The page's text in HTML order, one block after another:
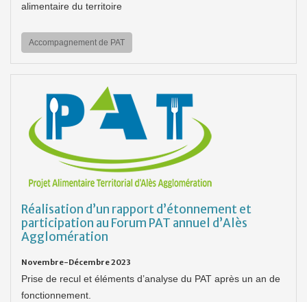
alimentaire du territoire
Accompagnement de PAT
Réalisation d’un rapport d’étonnement et
participation au Forum PAT annuel d’Alès
Agglomération
Novembre-Décembre 2023
Prise de recul et éléments d’analyse du PAT après un an de
fonctionnement.